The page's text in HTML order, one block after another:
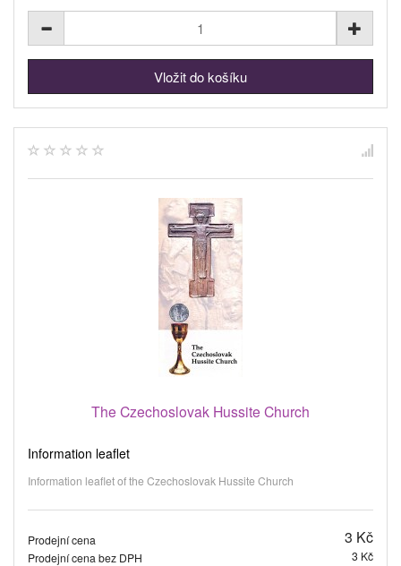
The Czechoslovak Hussite Church
Information leaflet
Information leaflet of the Czechoslovak Hussite Church
Prodejní cena 3 Kč
Prodejní cena bez DPH 3 Kč